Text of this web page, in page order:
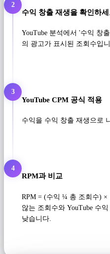
2
수익 창출 재생을 확인하세
YouTube 분석에서 '수익 창
의 광고가 표시된 조회수입
3
YouTube CPM 공식 적용
수익을 수익 창출 재생으로
4
RPM과 비교
RPM = (수익 ¼ 총 조회수) ×
않는 조회수와 YouTube 수
낮습니다.